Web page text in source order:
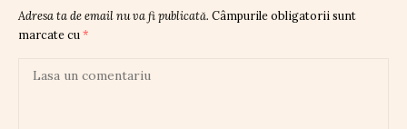
Adresa ta de email nu va fi publicată. Câmpurile obligatorii sunt
marcate cu *